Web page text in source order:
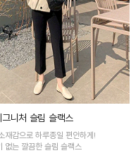
니처 슬림 슬랙스
재감으로 하루종일 편안하게!
없는 깔끔한 슬림 슬랙스